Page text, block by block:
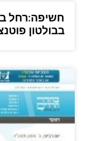
חשיפה:רחל
בבולטון